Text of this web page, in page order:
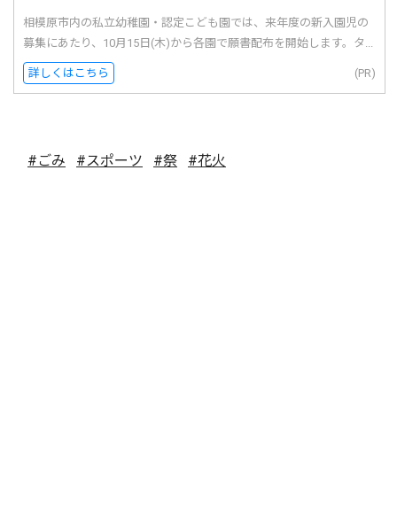
相模原市内の私立幼稚園・認定こども園では、来年度の新入園児の
募集にあたり、10月15日(木)から各園で願書配布を開始します。タ...
詳しくはこちら (PR)
#ごみ #スポーツ #祭 #花火